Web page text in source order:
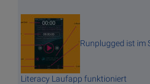
Runplugged ist im
Literacy Laufapp funktioniert